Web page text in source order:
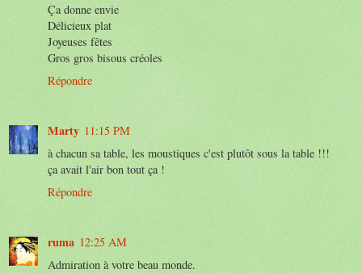
Ça donne envie
Délicieux plat
Joyeuses fêtes
Gros gros bisous créoles
Répondre
Marty 11:15 PM
à chacun sa table, les moustiques c'est plutôt sous la table !!!
ça avait l'air bon tout ça !
Répondre
ruma 12:25 AM
Admiration à votre beau monde.